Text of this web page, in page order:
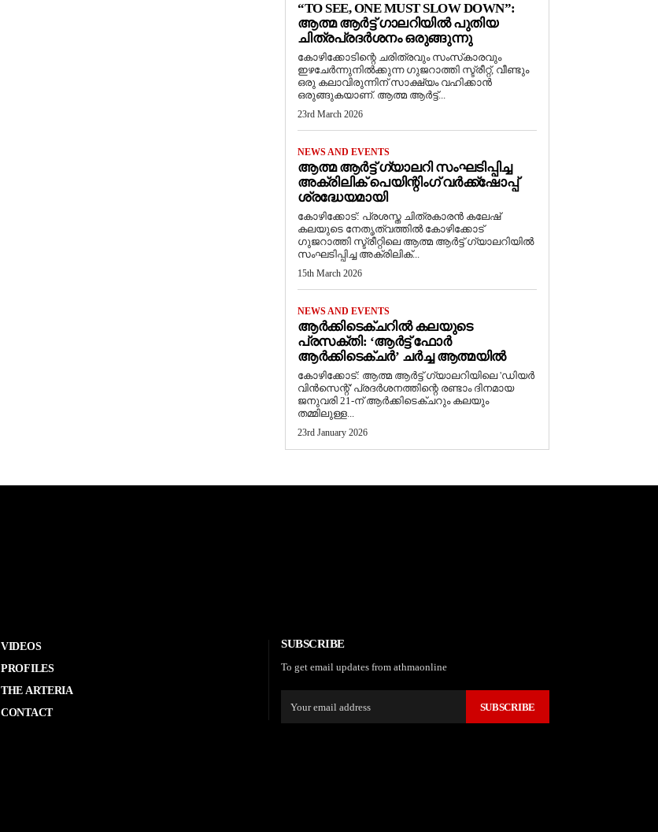
“TO SEE, ONE MUST SLOW DOWN”:
ആത്മ ആർട്ട് ഗാലറിയിൽ പുതിയ
ചിത്രപ്രദർശനം ഒരുങ്ങുന്നു
കോഴിക്കോടിന്റെ ചരിത്രവും സംസ്‌കാരവും
ഇഴചേർന്നുനിൽക്കുന്ന ഗുജറാത്തി സ്ട്രീറ്റ്, വീണ്ടും
ഒരു കലാവിരുന്നിന് സാക്ഷ്യം വഹിക്കാൻ
ഒരുങ്ങുകയാണ്. ആത്മ ആർട്ട്...
23rd March 2026
NEWS AND EVENTS
ആത്മ ആർട്ട് ഗ്യാലറി സംഘടിപ്പിച്ച
അക്രിലിക് പെയിന്റിംഗ് വർക്ക്‌ഷോപ്പ്
ശ്രദ്ധേയമായി
കോഴിക്കോട്: പ്രശസ്ത ചിത്രകാരൻ കലേഷ്
കലയുടെ നേതൃത്വത്തിൽ കോഴിക്കോട്
ഗുജറാത്തി സ്ട്രീറ്റിലെ ആത്മ ആർട്ട് ഗ്യാലറിയിൽ
സംഘടിപ്പിച്ച അക്രിലിക്...
15th March 2026
NEWS AND EVENTS
ആർക്കിടെക്ചറിൽ കലയുടെ
പ്രസക്തി: ‘ആർട്ട് ഫോർ
ആർക്കിടെക്ചർ’ ചർച്ച ആത്മയിൽ
​കോഴിക്കോട്: ആത്മ ആർട്ട് ഗ്യാലറിയിലെ 'ഡിയർ
വിൻസെന്റ്' പ്രദർശനത്തിന്റെ രണ്ടാം ദിനമായ
ജനുവരി 21-ന് ആർക്കിടെക്ചറും കലയും
തമ്മിലുള്ള...
23rd January 2026
VIDEOS
PROFILES
THE ARTERIA
CONTACT
SUBSCRIBE
To get email updates from athmaonline
SUBSCRIBE